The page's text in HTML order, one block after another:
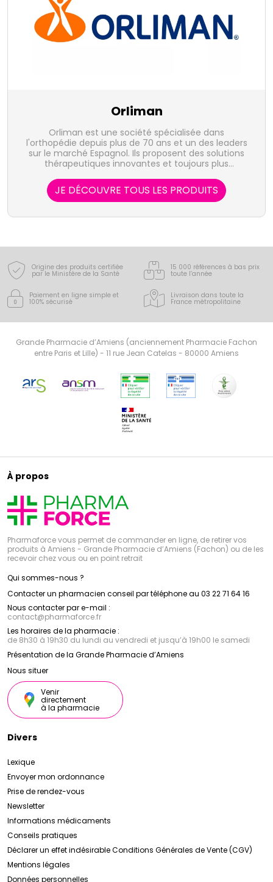
Orliman
Orliman est une société spécialisée dans
l'orthopédie depuis plus de 70 ans et un des leaders
sur le marché Espagnol. Ils proposent des solutions
thérapeutiques innovantes et toujours plus
votre mobilité.
JE DÉCOUVRE TOUS LES PRODUITS
Origine des produits certifiée
par le Ministère de la Santé
15 000 références à bas prix
toute l’année
Paiement en ligne simple et
100% sécurisé
Livraison dans toute la
France métropolitaine
Grande Pharmacie d’Amiens (anciennement Pharmacie Fachon
entre Paris et Lille) - 11 rue Jean Catelas - 80000 Amiens
À propos
Pharmaforce vous permet de commander en ligne, de retirer vos
produits à Amiens - Grande Pharmacie d’Amiens (Fachon) ou de les
recevoir chez vous ou en point retrait
Qui sommes-nous ?
Contacter un pharmacien conseil par téléphone au 03 22 71 64 16
Nous contacter par e-mail :
contact@pharmaforce.fr
Les horaires de la pharmacie :
de 8h30 à 19h30 du lundi au vendredi et jusqu’à 19h00 le samedi
Présentation de la Grande Pharmacie d’Amiens
Nous situer
Venir
directement
à la pharmacie
Divers
Lexique
Envoyer mon ordonnance
Prise de rendez-vous
Newsletter
Informations médicaments
Conseils pratiques
Déclarer un effet indésirableConditions Générales de Vente (CGV)
Mentions légales
Données personnelles